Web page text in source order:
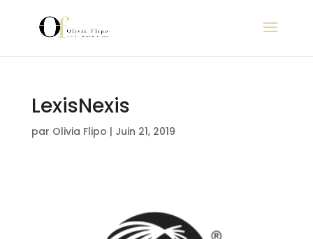
LexisNexis
par Olivia Flipo | Juin 21, 2019